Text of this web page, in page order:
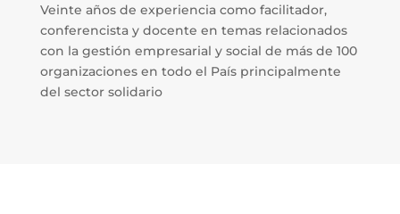
Veinte años de experiencia como facilitador,
conferencista y docente en temas relacionados
con la gestión empresarial y social de más de 100
organizaciones en todo el País principalmente
del sector solidario